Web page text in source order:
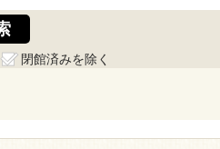
閉館済みを除く